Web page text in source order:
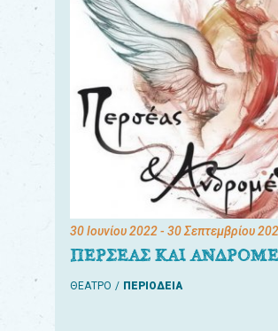
30 Ιουνίου 2022- 30 Σεπτεμβρίου
ΠΕΡΣΕΑΣ ΚΑΙ
ΘΕΑΤΡΟ ΠΕΡΙΟΔΕΙΑ